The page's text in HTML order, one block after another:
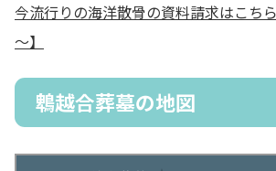
今流行りの海洋散骨の資料請求はこち
～】
鵯越合葬墓の地図